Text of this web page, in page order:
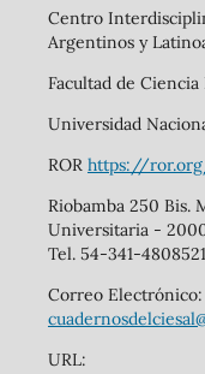
Centro
Argentinos y
Facultad de
Universidad
ROR https://
Riobamba 250 Bis.
Universitaria -
Tel. 54-341-
Correo Electrónico:
URL: